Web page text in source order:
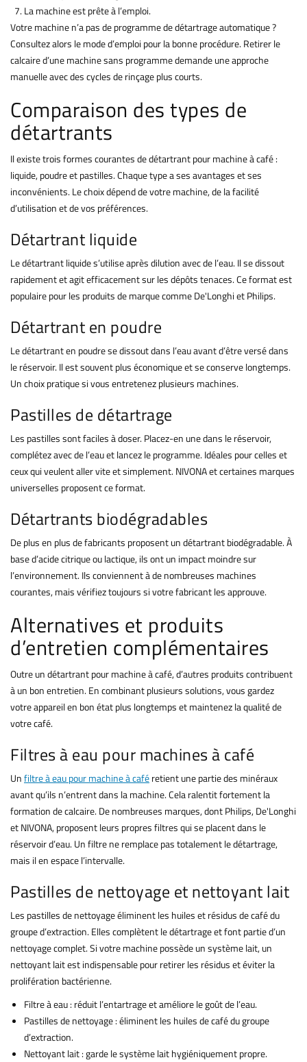
La machine est prête à l’emploi.
Votre machine n’a pas de programme de détartrage automatique ?
Consultez alors le mode d’emploi pour la bonne procédure. Retirer le
calcaire d’une machine sans programme demande une approche
manuelle avec des cycles de rinçage plus courts.
Comparaison des types de
détartrants
Il existe trois formes courantes de détartrant pour machine à café :
liquide, poudre et pastilles. Chaque type a ses avantages et ses
inconvénients. Le choix dépend de votre machine, de la facilité
d’utilisation et de vos préférences.
Détartrant liquide
Le détartrant liquide s’utilise après dilution avec de l’eau. Il se dissout
rapidement et agit efficacement sur les dépôts tenaces. Ce format est
populaire pour les produits de marque comme De'Longhi et Philips.
Détartrant en poudre
Le détartrant en poudre se dissout dans l’eau avant d’être versé dans
le réservoir. Il est souvent plus économique et se conserve longtemps.
Un choix pratique si vous entretenez plusieurs machines.
Pastilles de détartrage
Les pastilles sont faciles à doser. Placez-en une dans le réservoir,
complétez avec de l’eau et lancez le programme. Idéales pour celles et
ceux qui veulent aller vite et simplement. NIVONA et certaines marques
universelles proposent ce format.
Détartrants biodégradables
De plus en plus de fabricants proposent un détartrant biodégradable. À
base d’acide citrique ou lactique, ils ont un impact moindre sur
l’environnement. Ils conviennent à de nombreuses machines
courantes, mais vérifiez toujours si votre fabricant les approuve.
Alternatives et produits
d’entretien complémentaires
Outre un détartrant pour machine à café, d’autres produits contribuent
à un bon entretien. En combinant plusieurs solutions, vous gardez
votre appareil en bon état plus longtemps et maintenez la qualité de
votre café.
Filtres à eau pour machines à café
Unfiltre à eau pour machine à caféretient une partie des minéraux
avant qu’ils n’entrent dans la machine. Cela ralentit fortement la
formation de calcaire. De nombreuses marques, dont Philips, De'Longhi
et NIVONA, proposent leurs propres filtres qui se placent dans le
réservoir d’eau. Un filtre ne remplace pas totalement le détartrage,
mais il en espace l’intervalle.
Pastilles de nettoyage et nettoyant lait
Les pastilles de nettoyage éliminent les huiles et résidus de café du
groupe d’extraction. Elles complètent le détartrage et font partie d’un
nettoyage complet. Si votre machine possède un système lait, un
nettoyant lait est indispensable pour retirer les résidus et éviter la
prolifération bactérienne.
Filtre à eau : réduit l’entartrage et améliore le goût de l’eau.
Pastilles de nettoyage : éliminent les huiles de café du groupe
d’extraction.
Nettoyant lait : garde le système lait hygiéniquement propre.